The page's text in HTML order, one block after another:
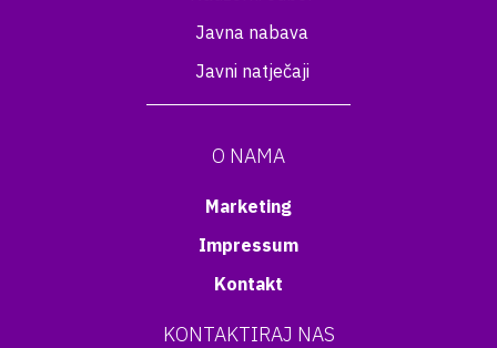
Javna nabava
Javni natječaji
O NAMA
Marketing
Impressum
Kontakt
KONTAKTIRAJ NAS